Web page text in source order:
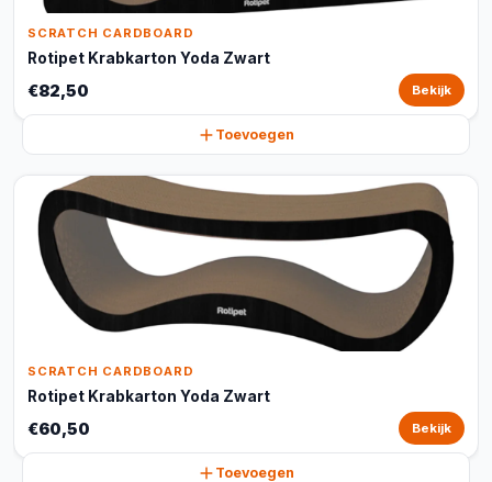
SCRATCH CARDBOARD
Rotipet Krabkarton Yoda Zwart
€82,50 Bekijk
Toevoegen
SCRATCH CARDBOARD
Rotipet Krabkarton Yoda Zwart
€60,50 Bekijk
Toevoegen